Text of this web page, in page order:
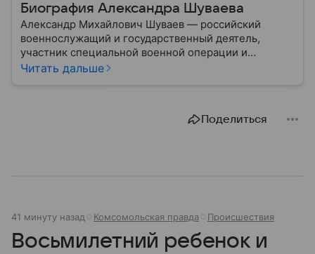
Биография Александра Шуваева
Александр Михайлович Шуваев — российский
военнослужащий и государственный деятель,
участник специальной военной операции и
программы «Время героев». В 2026 году его
Читать дальше
Поделиться
41 минуту назад Комсомольская правда Происшествия
Восьмилетний ребенок и